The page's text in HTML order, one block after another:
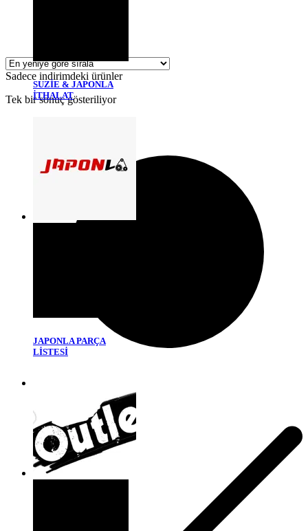
SUZİE & JAPONLA
İTHALAT
JAPONLA PARÇA
LİSTESİ
Sadece indirimdeki ürünler
Tek bir sonuç gösteriliyor